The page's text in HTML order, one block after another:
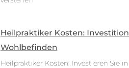
Heilpraktiker Kosten:
Wohlbefinden
Heilpraktiker Kosten: Investieren Sie